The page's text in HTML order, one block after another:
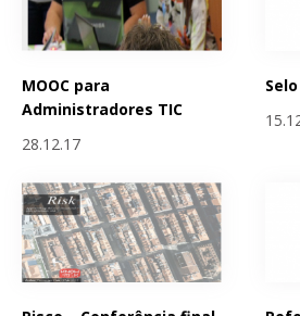
MOOC para
Administradores TIC
28.12.17